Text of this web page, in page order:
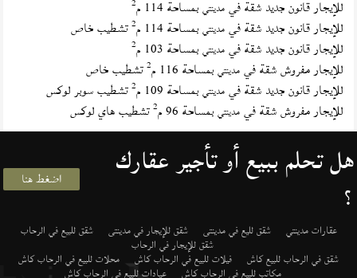
للإيجار قانون جديد شقة فيمدينتي بمساحة 114 م
للإيجار قانون جديد شقة فيمدينتي بمساحة 114 م 2تشطيب خاص
للإيجار قانون جديد شقة فيمدينتي بمساحة 103 م 2
للإيجار مفروش شقة فيمدينتي بمساحة 116 م 2تشطيب خاص
للإيجار قانون جديد شقة فيمدينتي بمساحة 109 م 2تشطيب سوبر لوكس
للإيجار مفروش شقة فيمدينتي بمساحة 96 م 2تشطيب هاي لوكس
هل تحلم ببيع أو تأجير عقارك
؟ اضغط هنا
عقارات مدينتي شقق لليع في مدينتى شقق للإيجار في مدينتى شقق للبيع في الرحاب
شقق للإيجار في الرحاب
شقق في الرحاب للبيع كاش فيلات للبيع في الرحاب كاش محلات للبيع في الرحاب كاش
مكاتب للبيع في الرحاب كاش عيادات للبيع في الرحاب كاش